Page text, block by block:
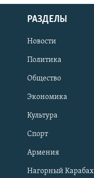
РАЗДЕЛЫ
Новости
Политика
Общество
Экономика
Культура
Спорт
Армения
Нагорный Карабах